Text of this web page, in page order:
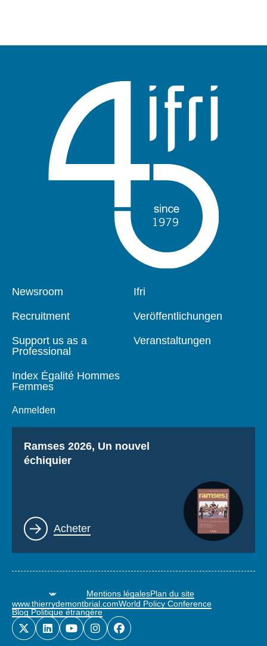
Pied
Newsroom
Recruitment
Support us as a
Professional
Index Égalité Hommes
Femmes
Anmelden
Navigation
Ifri
Veröffentlichungen
Veranstaltungen
Titre
Ramses 2026, Un nouvel
échiquier
Lien
Acheter
Mentions légalesPlan du site
www.thierrydemontbrial.comWorld Policy Conference
Blog Politique étrangère